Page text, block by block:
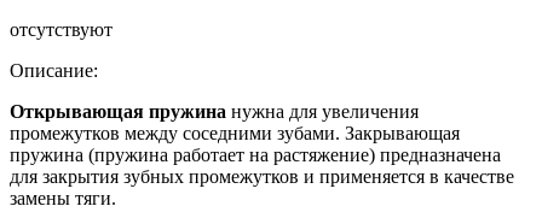
отсутствуют
Описание:
Открывающая пружина нужна для увеличения
промежутков между соседними зубами. Закрывающая
пружина (пружина работает на растяжение) предназначена
для закрытия зубных промежутков и применяется в качестве
замены тяги.